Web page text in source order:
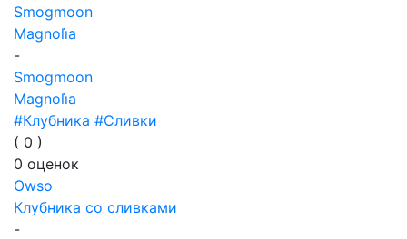
Smogmoon
Magnoli̇a
-
Smogmoon
Magnoli̇a
#Клубника #Сливки
( 0 )
0 оценок
Owso
Клубника со сливками
-